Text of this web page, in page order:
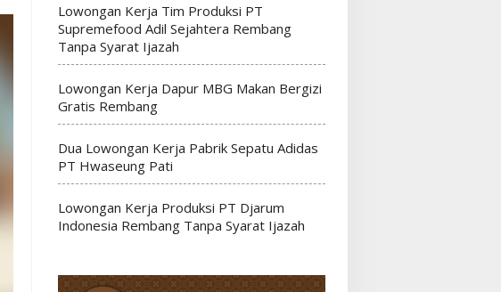
Lowongan Kerja Tim Produksi PT
Supremefood Adil Sejahtera Rembang
Tanpa Syarat Ijazah
Lowongan Kerja Dapur MBG Makan Bergizi
Gratis Rembang
Dua Lowongan Kerja Pabrik Sepatu Adidas
PT Hwaseung Pati
Lowongan Kerja Produksi PT Djarum
Indonesia Rembang Tanpa Syarat Ijazah